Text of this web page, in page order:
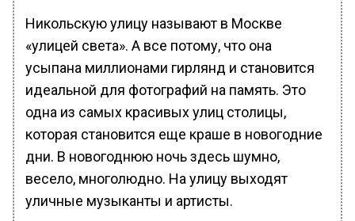
Никольскую улицу называют в Москве
«улицей света». А все потому, что она
усыпана миллионами гирлянд и становится
идеальной для фотографий на память. Это
одна из самых красивых улиц столицы,
которая становится еще краше в новогодние
дни. В новогоднюю ночь здесь шумно,
весело, многолюдно. На улицу выходят
уличные музыканты и артисты.